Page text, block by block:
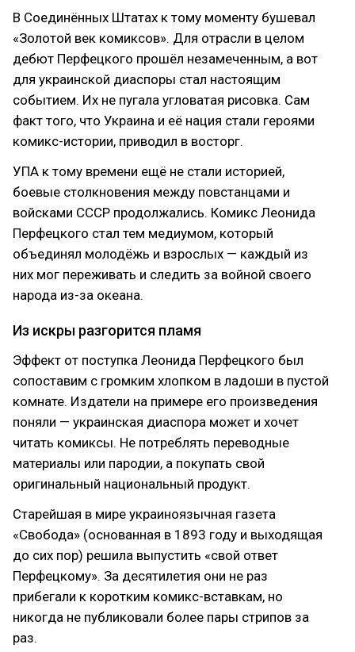
В Соединённых Штатах к тому моменту бушевал
«Золотой век комиксов»‎. Для отрасли в целом
дебют Перфецкого прошёл незамеченным, а вот
для украинской диаспоры стал настоящим
событием. Их не пугала угловатая рисовка. Сам
факт того, что Украина и её нация стали героями
комикс-истории, приводил в восторг.
УПА к тому времени ещё не стали историей,
боевые столкновения между повстанцами и
войсками СССР продолжались. Комикс Леонида
Перфецкого стал тем медиумом, который
объединял молодёжь и взрослых — каждый из
них мог переживать и следить за войной своего
народа из-за океана.
Из искры разгорится пламя
Эффект от поступка Леонида Перфецкого был
сопоставим с громким хлопком в ладоши в пустой
комнате. Издатели на примере его произведения
поняли — украинская диаспора может и хочет
читать комиксы. Не потреблять переводные
материалы или пародии, а покупать свой
оригинальный национальный продукт.
Старейшая в мире украиноязычная газета
«Свобода»‎ (основанная в 1893 году и выходящая
до сих пор) решила выпустить «свой ответ
Перфецкому»‎. За десятилетия они не раз
прибегали к коротким комикс-вставкам, но
никогда не публиковали более пары стрипов за
раз.